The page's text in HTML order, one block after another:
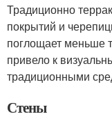
Традиционно
покрытий и
поглощает меньше
привело к
традиционными
Стены